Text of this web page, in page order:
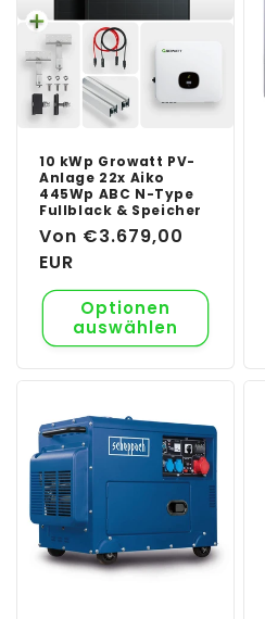
10 kWp Growatt PV-
Anlage 22x Aiko
445Wp ABC N-Type
Fullblack & Speicher
Normaler
Preis
Von €3.679,00
EUR
Optionen
auswählen